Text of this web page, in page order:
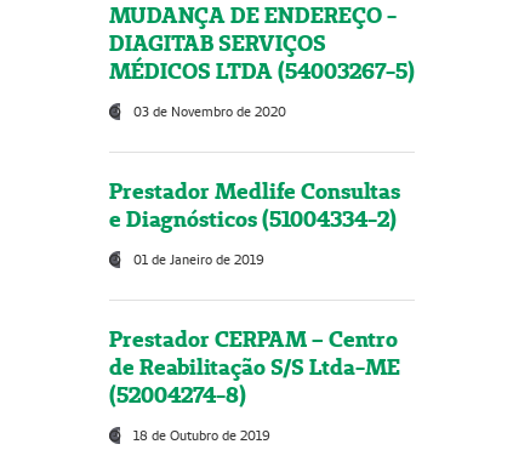
MUDANÇA DE ENDEREÇO -
DIAGITAB SERVIÇOS
MÉDICOS LTDA (54003267-5)
03 de Novembro de 2020
Prestador Medlife Consultas
e Diagnósticos (51004334-2)
01 de Janeiro de 2019
Prestador CERPAM – Centro
de Reabilitação S/S Ltda-ME
(52004274-8)
18 de Outubro de 2019